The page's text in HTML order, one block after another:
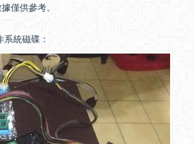
僅供參考。
統磁碟：